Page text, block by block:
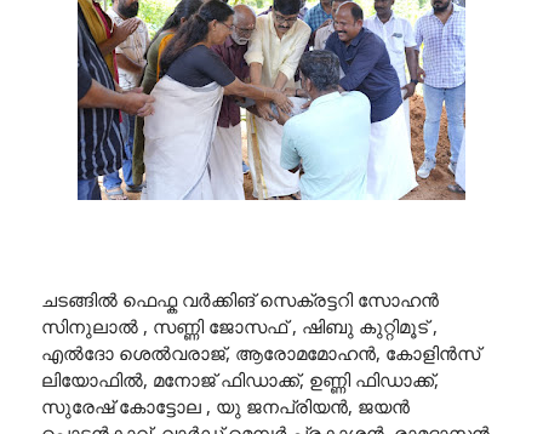
ചടങ്ങിൽ ഫെഫ്ക വർക്കിങ് സെക്രട്ടറി സോഹൻ
സിനുലാൽ , സണ്ണി ജോസഫ് , ഷിബു കുറ്റിമൂട് ,
എൽദോ ശെൽവരാജ്, ആരോമമോഹൻ, കോളിൻസ്
ലിയോഫിൽ, മനോജ് ഫിഡാക്ക്, ഉണ്ണി ഫിഡാക്ക്,
സുരേഷ് കോട്ടോല , യു ജനപ്രിയൻ, ജയൻ